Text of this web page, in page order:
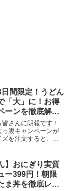
日間限定！うどん
「大」に！お得
ーンを徹底解
さんに朗報です！
腹キャンペーンが
を注文すると、無
】おにぎり実質
ー399円！朝限
ま丼を徹底レ